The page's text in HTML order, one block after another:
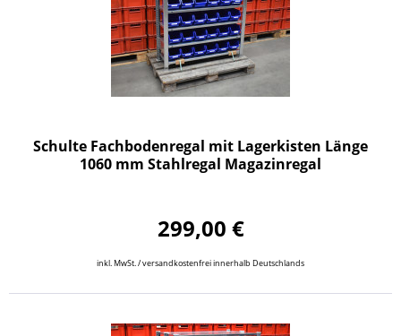
Schulte Fachbodenregal mit Lagerkisten Länge
1060 mm Stahlregal Magazinregal
299,00 €
inkl. MwSt. / versandkostenfrei innerhalb Deutschlands